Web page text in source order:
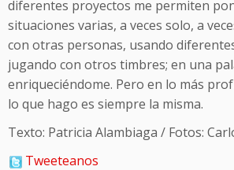
diferentes proyectos me permiten
situaciones varias, a veces solo, a
con otras personas, usando
jugando con otros timbres; en una
enriqueciéndome. Pero en lo más
lo que hago es siempre la misma.
Texto: Patricia Alambiaga / Fotos:
Tweeteanos